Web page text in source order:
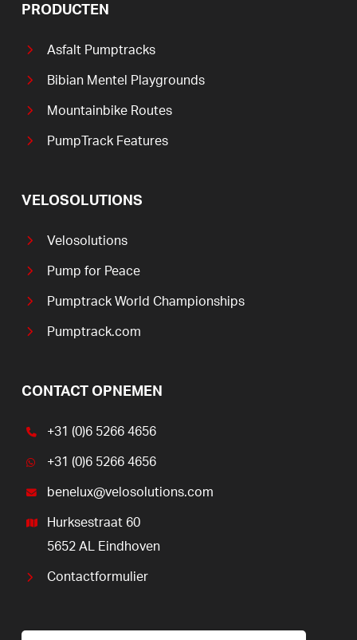
PRODUCTEN
Asfalt Pumptracks
Bibian Mentel Playgrounds
Mountainbike Routes
PumpTrack Features
VELOSOLUTIONS
Velosolutions
Pump for Peace
Pumptrack World Championships
Pumptrack.com
CONTACT OPNEMEN
+31 (0)6 5266 4656
+31 (0)6 5266 4656
benelux@velosolutions.com
Hurksestraat 60
5652 AL Eindhoven
Contactformulier